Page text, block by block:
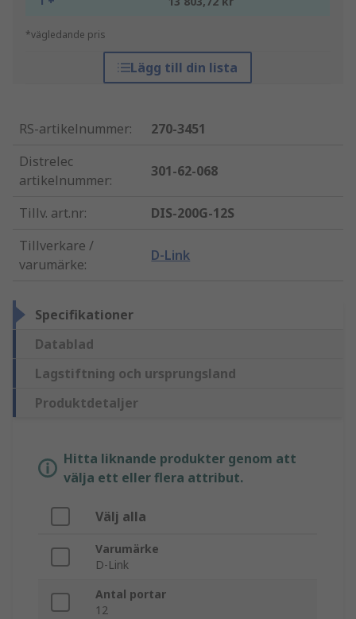
*vägledande pris
Lägg till din lista
RS-artikelnummer:
270-3451
Distrelec
artikelnummer:
301-62-068
Tillv. art.nr:
DIS-200G-12S
Tillverkare /
varumärke:
D-Link
Specifikationer
Datablad
Lagstiftning och ursprungsland
Produktdetaljer
Hitta liknande produkter genom att
välja ett eller flera attribut.
Välj alla
Varumärke
D-Link
Antal portar
12